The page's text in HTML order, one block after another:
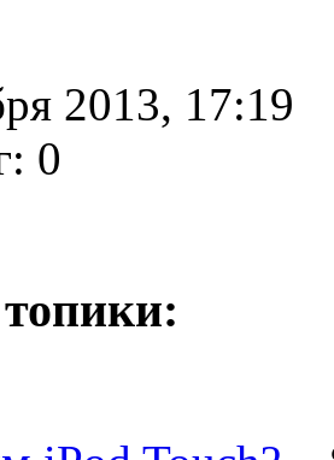
2013, 17:19
0